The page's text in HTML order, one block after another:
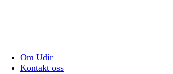
Om Udir
Kontakt oss